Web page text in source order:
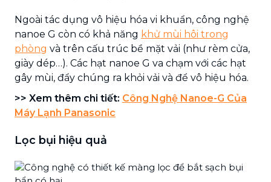
Ngoài tác dụng vô hiệu hóa vi khuẩn, công nghệ
nanoe G còn có khả năng khử mùi hôi trong
phòng và trên cấu trúc bề mặt vải (như rèm cửa,
giày dép…). Các hạt nanoe G va chạm với các hạt
gây mùi, đẩy chúng ra khỏi vải và để vô hiệu hóa.
>> Xem thêm chi tiết: Công Nghệ Nanoe-G Của
Máy Lạnh Panasonic
Lọc bụi hiệu quả